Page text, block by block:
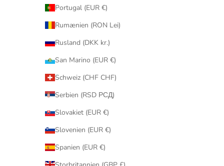
Portugal (EUR €)
Rumænien (RON Lei)
Rusland (DKK kr.)
San Marino (EUR €)
Schweiz (CHF CHF)
Serbien (RSD РСД)
Slovakiet (EUR €)
Slovenien (EUR €)
Spanien (EUR €)